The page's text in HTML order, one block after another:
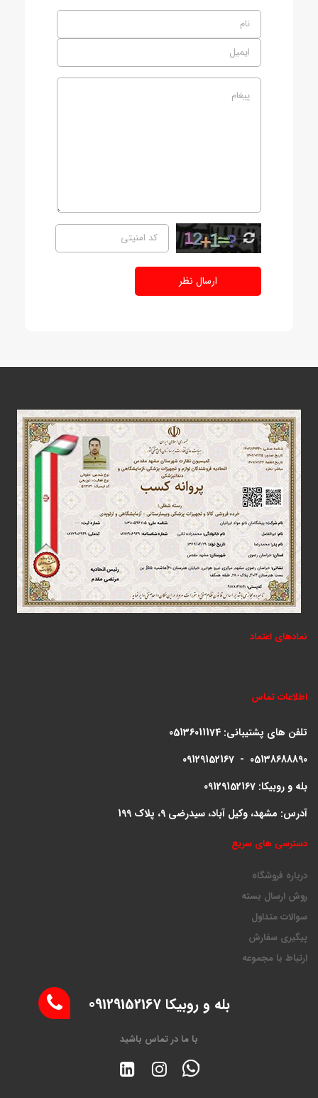
ارسال نظر
نمادهای اعتماد
اطلاعات تماس
تلفن های پشتیبانی: 05136011174
09129152167 - 05138688890
بله و روبیکا: 09129152167
آدرس: مشهد، وکیل آباد، سیدرضی 9، پلاک 199
دسترسی های سریع
درباره فروشگاه
روش ارسال بسته
سوالات متداول
پیگیری سفارش
ارتباط با مجموعه
بله و روبیکا 09129152167
با ما در تماس باشید